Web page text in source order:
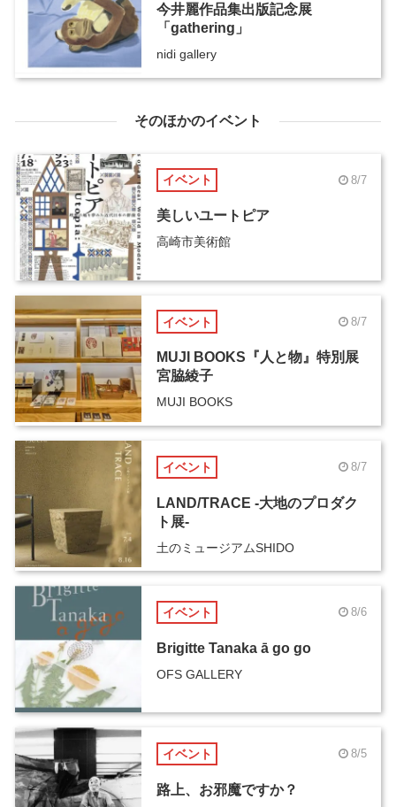
今井麗作品集出版記念展
「gathering」
nidi gallery
そのほかのイベント
イベント 8/7
美しいユートピア
高崎市美術館
イベント 8/7
MUJI BOOKS『人と物』特別展
宮脇綾子
MUJI BOOKS
イベント 8/7
LAND/TRACE -大地のプロダク
ト展-
土のミュージアムSHIDO
イベント 8/6
Brigitte Tanaka ā go go
OFS GALLERY
イベント 8/5
路上、お邪魔ですか？